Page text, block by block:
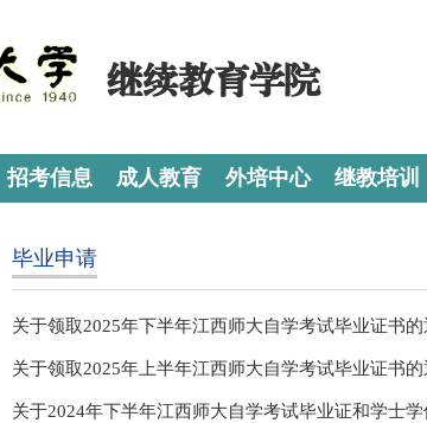
继续教育学院
招考信息 成人教育 外培中心 继教培训
毕业申请
关于领取2025年下半年江西师大自学考试毕业证书的
关于领取2025年上半年江西师大自学考试毕业证书的
关于2024年下半年江西师大自学考试毕业证和学士